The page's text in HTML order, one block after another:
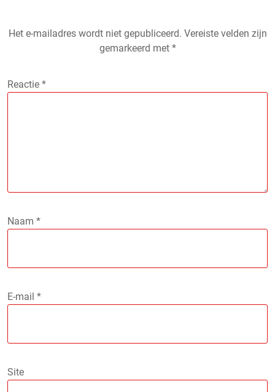
Het e-mailadres wordt niet gepubliceerd. Vereiste velden zijn
gemarkeerd met *
Reactie *
Naam *
E-mail *
Site